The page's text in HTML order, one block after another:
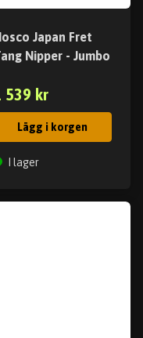
Japan Fret
Nipper - Jumbo
539 kr
Lägg i korgen
I lager